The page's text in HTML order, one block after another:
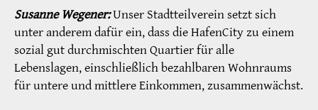
Susanne Wegener:Unser Stadtteilverein setzt sich
unter anderem dafür ein, dass die HafenCity zu einem
sozial gut durchmischten Quartier für alle
Lebenslagen, einschließlich bezahlbaren Wohnraums
für untere und mittlere Einkommen, zusammenwächst.